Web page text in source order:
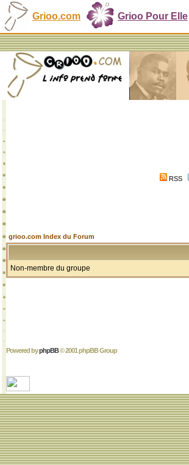
Grioo.com Grioo Pour Elle
RSS
grioo.com Index du Forum
Non-membre du groupe
Powered byphpBB© 2001 phpBB Group